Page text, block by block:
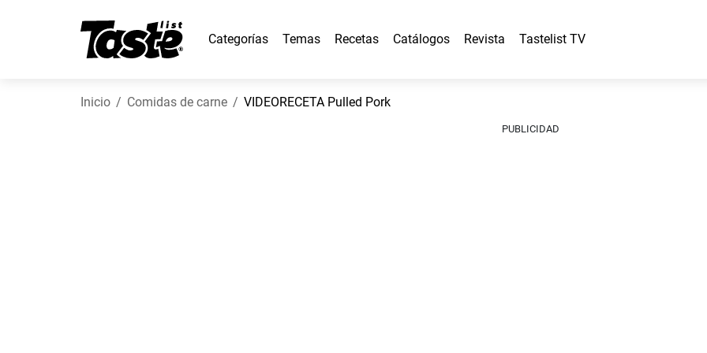
Categorías Temas Recetas Catálogos Revista Tastelist TV
Inicio Comidas de carne VIDEORECETA Pulled Pork
PUBLICIDAD